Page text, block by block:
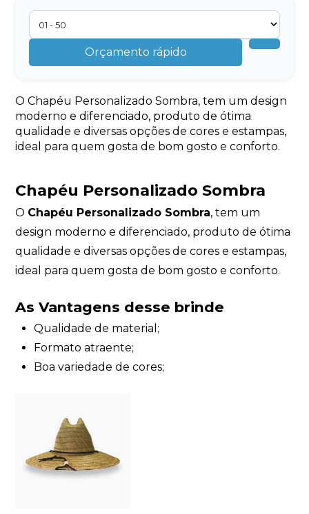
Orçamento rápido
O Chapéu Personalizado Sombra, tem um design
moderno e diferenciado, produto de ótima
qualidade e diversas opções de cores e estampas,
ideal para quem gosta de bom gosto e conforto.
Chapéu Personalizado Sombra
O Chapéu Personalizado Sombra, tem um
design moderno e diferenciado, produto de ótima
qualidade e diversas opções de cores e estampas,
ideal para quem gosta de bom gosto e conforto.
As Vantagens desse brinde
Qualidade de material;
Formato atraente;
Boa variedade de cores;